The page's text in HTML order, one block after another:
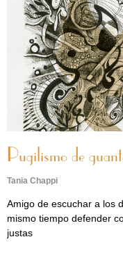
Pugilismo de
Tania Chappi
Amigo de escuchar a los
mismo tiempo defender
justas